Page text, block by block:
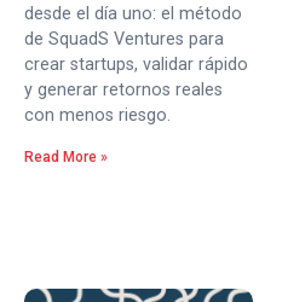
desde el día uno: el método
de SquadS Ventures para
crear startups, validar rápido
y generar retornos reales
con menos riesgo.
Read More »